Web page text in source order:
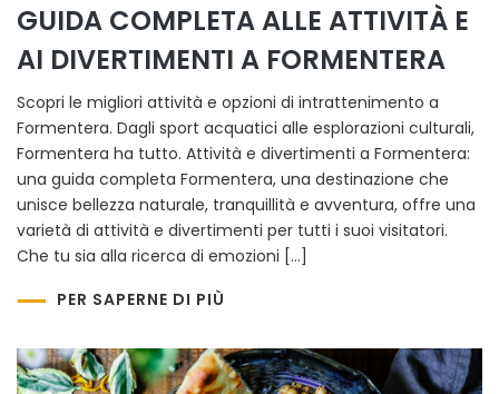
GUIDA COMPLETA ALLE ATTIVITÀ E
AI DIVERTIMENTI A FORMENTERA
Scopri le migliori attività e opzioni di intrattenimento a
Formentera. Dagli sport acquatici alle esplorazioni culturali,
Formentera ha tutto. Attività e divertimenti a Formentera:
una guida completa Formentera, una destinazione che
unisce bellezza naturale, tranquillità e avventura, offre una
varietà di attività e divertimenti per tutti i suoi visitatori.
Che tu sia alla ricerca di emozioni […]
PER SAPERNE DI PIÙ